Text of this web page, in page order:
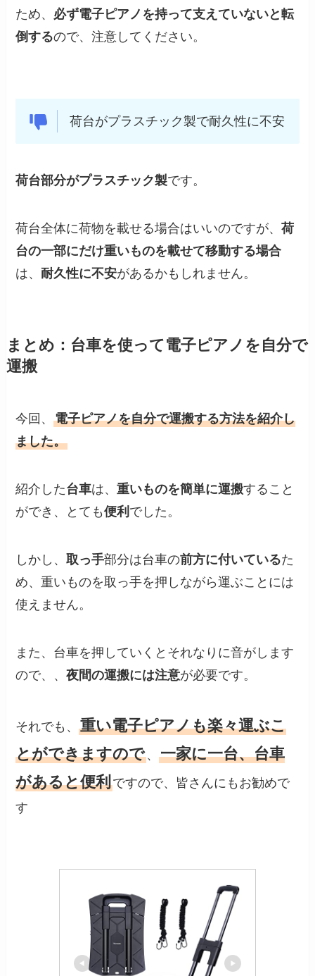
ため、 必ず電子ピアノを持って支えていないと転
倒するので、注意してください。
荷台がプラスチック製で耐久性に不安
荷台部分がプラスチック製です。
荷台全体に荷物を載せる場合はいいのですが、荷
台の一部にだけ重いものを載せて移動する場合
は、 耐久性に不安があるかもしれません。
まとめ：台車を使って電子ピアノを自分で
運搬
今回、電子ピアノを自分で運搬する方法を紹介し
ました。
紹介した台車は、重いものを簡単に運搬すること
ができ、とても便利 でした。
しかし、取っ手部分は台車の前方に付いているた
め、重いものを取っ手を押しながら運ぶことには
使えません。
また、台車を押していくとそれなりに音がします
ので、、夜間の運搬には注意が必要です。
それでも、重い電子ピアノも楽々運ぶこ
とができますので、一家に一台、台車
があると便利ですので、皆さんにもお勧めで
す